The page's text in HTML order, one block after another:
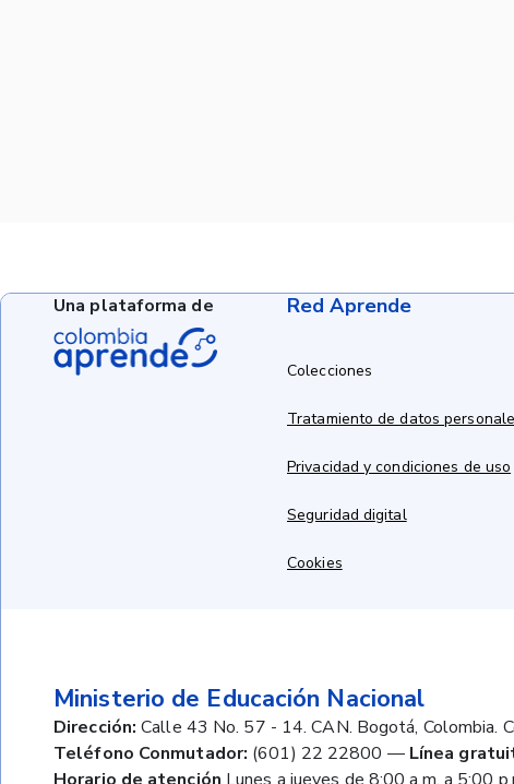
Red Aprende
Colecciones
Tratamiento de datos
Privacidad y condiciones de uso
Seguridad digital
Cookies
Ministerio de Educación Nacional
Dirección: Calle 43 No. 57 - 14. CAN. Bogotá, Colombia.
Teléfono Conmutador: (601) 22 22800 — Línea
Una plataforma de